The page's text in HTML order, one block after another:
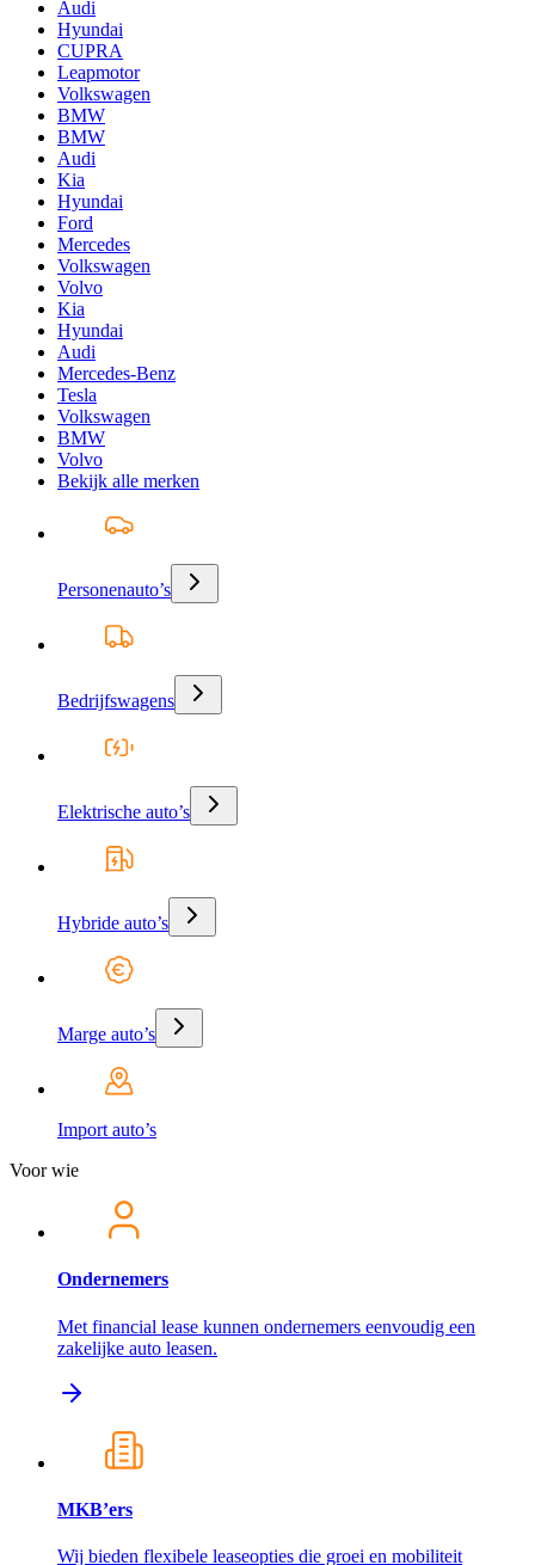
Audi
Hyundai
CUPRA
Leapmotor
Volkswagen
BMW
BMW
Audi
Kia
Hyundai
Ford
Mercedes
Volkswagen
Volvo
Kia
Hyundai
Audi
Mercedes-Benz
Tesla
Volkswagen
BMW
Volvo
Bekijk alle merken
Personenauto’s
Bedrijfswagens
Elektrische auto’s
Hybride auto’s
Marge auto’s
Import auto’s
Voor wie
Ondernemers
Met financial lease kunnen ondernemers eenvoudig een
zakelijke auto leasen.
MKB’ers
Wij bieden flexibele leaseopties die groei en mobiliteit